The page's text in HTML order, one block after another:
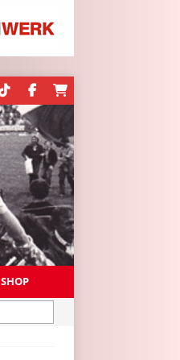
SHOP